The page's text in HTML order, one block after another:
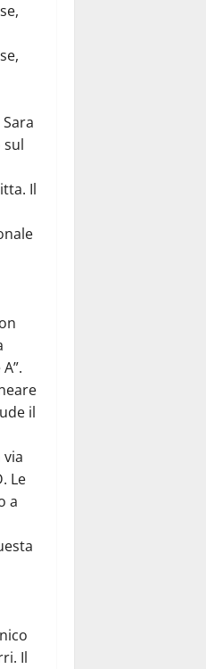
sul
Il
il
Le
a
Il